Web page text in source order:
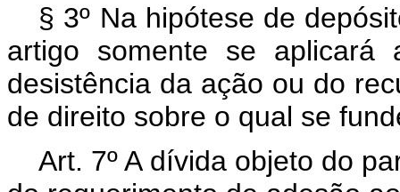
§ 3º Na hipótese de
artigo somente se aplicará
desistência da ação ou do
de direito sobre o qual se
Art. 7º A dívida objeto do